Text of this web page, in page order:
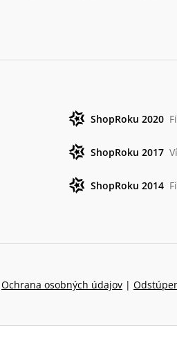
ShopRoku 2020
ShopRoku 2017
ShopRoku 2014
Ochrana osobných údajov |